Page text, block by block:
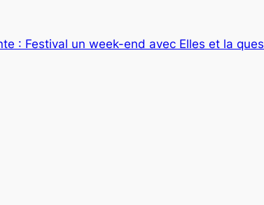
: Festival un week-end avec Elles et la